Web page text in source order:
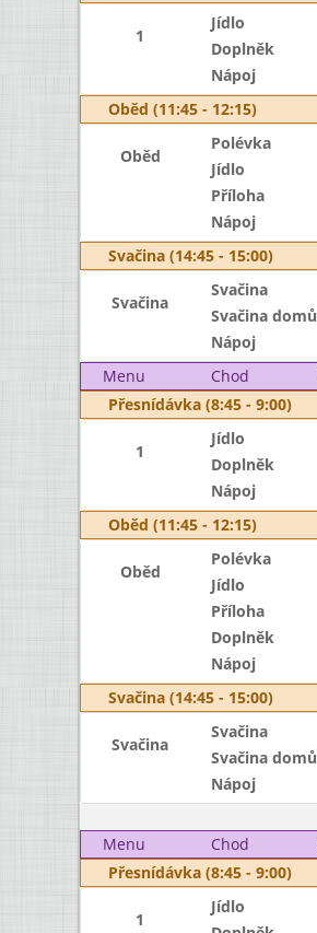
1
Jídlo
Doplněk
Nápoj
Oběd (11:45 - 12:15)
Oběd
Polévka
Jídlo
Příloha
Nápoj
Svačina (14:45 - 15:00)
Svačina
Svačina
Svačina domů
Nápoj
Menu
Chod
Přesnídávka (8:45 - 9:00)
1
Jídlo
Doplněk
Nápoj
Oběd (11:45 - 12:15)
Oběd
Polévka
Jídlo
Příloha
Doplněk
Nápoj
Svačina (14:45 - 15:00)
Svačina
Svačina
Svačina domů
Nápoj
Menu
Chod
Přesnídávka (8:45 - 9:00)
1
Jídlo